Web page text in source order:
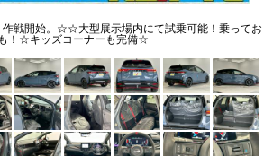
戦開始。☆☆大型展示場内にて試乗可能！乗ってお
！☆キッズコーナーも完備☆